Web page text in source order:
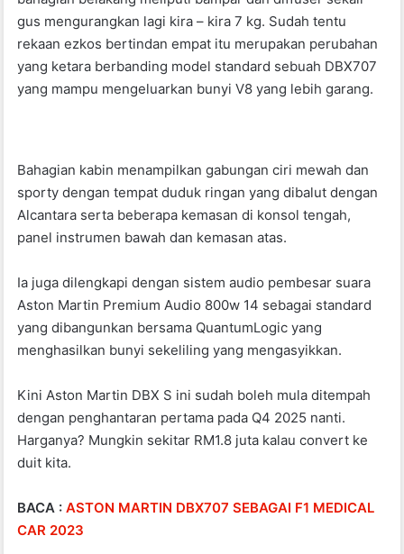
gus mengurangkan lagi kira – kira 7 kg. Sudah tentu
rekaan ezkos bertindan empat itu merupakan perubahan
yang ketara berbanding model standard sebuah DBX707
yang mampu mengeluarkan bunyi V8 yang lebih garang.
Bahagian kabin menampilkan gabungan ciri mewah dan
sporty dengan tempat duduk ringan yang dibalut dengan
Alcantara serta beberapa kemasan di konsol tengah,
panel instrumen bawah dan kemasan atas.
Ia juga dilengkapi dengan sistem audio pembesar suara
Aston Martin Premium Audio 800w 14 sebagai standard
yang dibangunkan bersama QuantumLogic yang
menghasilkan bunyi sekeliling yang mengasyikkan.
Kini Aston Martin DBX S ini sudah boleh mula ditempah
dengan penghantaran pertama pada Q4 2025 nanti.
Harganya? Mungkin sekitar RM1.8 juta kalau convert ke
duit kita.
BACA :ASTON MARTIN DBX707 SEBAGAI F1 MEDICAL
CAR 2023